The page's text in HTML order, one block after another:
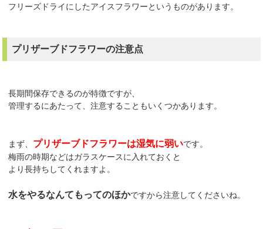
フリーズドライにしたアイスフラワーというものがあります。
プリザーブドフラワーの注意点
長期間保存できるのが特徴ですが、
管理するにあたって、注意することもいくつかあります。
まず、 プリザーブドフラワーは湿気に弱いです。
梅雨の時期などはガラスケースに入れておくと
より長持ちしてくれますよ。
水をやるなんてもってのほかですから注意してくださいね。